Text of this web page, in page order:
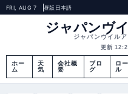
FRI, AUG 7 昼版 日本語
ジャパンヴ
ジャパンヴイル
更新
ホー
ム
天
気
会社概
要
ブロ
グ
ロ
ル